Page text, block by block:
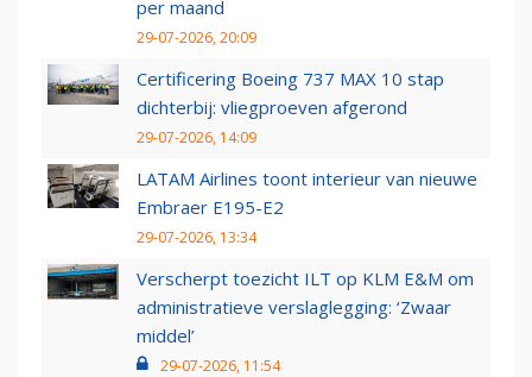
per maand
29-07-2026, 20:09
Certificering Boeing 737 MAX 10 stap
dichterbij: vliegproeven afgerond
29-07-2026, 14:09
LATAM Airlines toont interieur van nieuwe
Embraer E195-E2
29-07-2026, 13:34
Verscherpt toezicht ILT op KLM E&M om
administratieve verslaglegging: ‘Zwaar
middel’
29-07-2026, 11:54